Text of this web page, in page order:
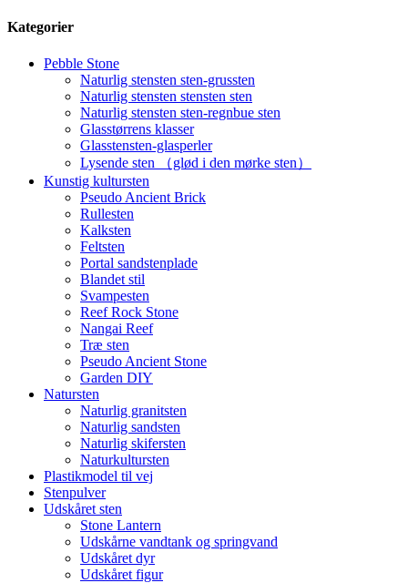
Kategorier
Pebble Stone
Naturlig stensten sten-grussten
Naturlig stensten stensten sten
Naturlig stensten sten-regnbue sten
Glasstørrens klasser
Glasstensten-glasperler
Lysende sten （glød i den mørke sten）
Kunstig kultursten
Pseudo Ancient Brick
Rullesten
Kalksten
Feltsten
Portal sandstenplade
Blandet stil
Svampesten
Reef Rock Stone
Nangai Reef
Træ sten
Pseudo Ancient Stone
Garden DIY
Natursten
Naturlig granitsten
Naturlig sandsten
Naturlig skifersten
Naturkultursten
Plastikmodel til vej
Stenpulver
Udskåret sten
Stone Lantern
Udskårne vandtank og springvand
Udskåret dyr
Udskåret figur